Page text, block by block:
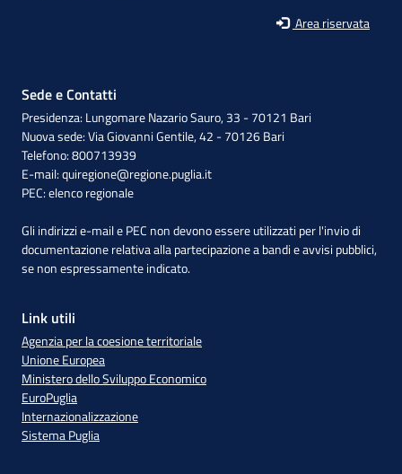
Area riservata
Sede e Contatti
Presidenza: Lungomare Nazario Sauro, 33 - 70121 Bari
Nuova sede: Via Giovanni Gentile, 42 - 70126 Bari
Telefono: 800713939
E-mail:quiregione@regione.puglia.it
PEC:elenco regionale
Gli indirizzi e-mail e PEC non devono essere utilizzati per l'invio di
documentazione relativa alla partecipazione a bandi e avvisi pubblici,
se non espressamente indicato.
Link utili
Agenzia per la coesione territoriale
Unione Europea
Ministero dello Sviluppo Economico
EuroPuglia
Internazionalizzazione
Sistema Puglia